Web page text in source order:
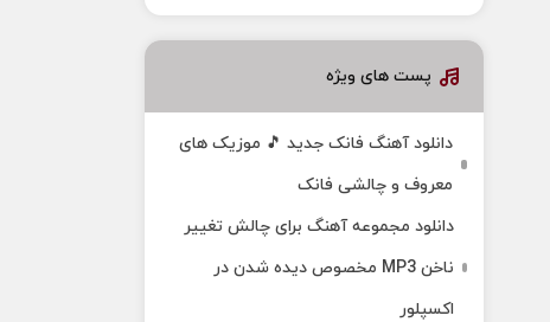
پست های ویژه
دانلود آهنگ فانک جدید 🎵 موزیک‌ های
معروف و چالشی فانک
دانلود مجموعه آهنگ برای چالش تغییر
ناخن MP3 مخصوص دیده شدن در
اکسپلور